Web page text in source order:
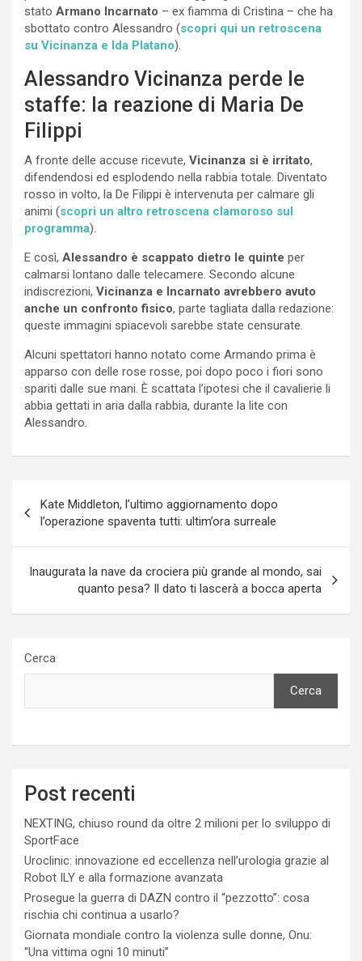
stato Armano Incarnato – ex fiamma di Cristina – che ha
sbottato contro Alessandro (scopri qui un retroscena
su Vicinanza e Ida Platano).
Alessandro Vicinanza perde le
staffe: la reazione di Maria De
Filippi
A fronte delle accuse ricevute, Vicinanza si è irritato,
difendendosi ed esplodendo nella rabbia totale. Diventato
rosso in volto, la De Filippi è intervenuta per calmare gli
animi (scopri un altro retroscena clamoroso sul
programma).
E così, Alessandro è scappato dietro le quinte per
calmarsi lontano dalle telecamere. Secondo alcune
indiscrezioni, Vicinanza e Incarnato avrebbero avuto
anche un confronto fisico, parte tagliata dalla redazione:
queste immagini spiacevoli sarebbe state censurate.
Alcuni spettatori hanno notato come Armando prima è
apparso con delle rose rosse, poi dopo poco i fiori sono
spariti dalle sue mani. È scattata l’ipotesi che il cavalierie li
abbia gettati in aria dalla rabbia, durante la lite con
Alessandro.
articoli
Kate Middleton, l’ultimo aggiornamento dopo
l’operazione spaventa tutti: ultim’ora surreale
Inaugurata la nave da crociera più grande al mondo, sai
quanto pesa? Il dato ti lascerà a bocca aperta
Cerca
Cerca
Post recenti
NEXTING, chiuso round da oltre 2 milioni per lo sviluppo di
SportFace
Uroclinic: innovazione ed eccellenza nell’urologia grazie al
Robot ILY e alla formazione avanzata
Prosegue la guerra di DAZN contro il “pezzotto”: cosa
rischia chi continua a usarlo?
Giornata mondiale contro la violenza sulle donne, Onu:
“Una vittima ogni 10 minuti”